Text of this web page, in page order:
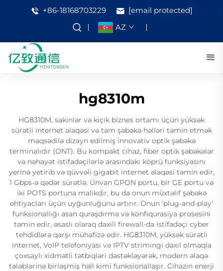
+86-18168703229
[email protected]
AZ
hg8310m
HG8310M, sakinlər və kiçik biznes ortamı üçün yüksək
sürətli internet əlaqəsi və tam şəbəkə həlləri təmin etmək
məqsədilə dizayn edilmiş innovativ optik şəbəkə
terminalıdır (ONT). Bu kompakt cihaz, fiber optik şəbəkələr
və nəhayət istifadəçilərlə arasındakı köprü funksiyasını
yerinə yetirib və qüvvəli gigabit internet əlaqəsi təmin edir,
1 Gbps-ə qədər sürətlə. Ünvan GPON portu, bir GE portu və
iki POTS portuna malikdir, bu da onun müxtəlif şəbəkə
ehtiyacları üçün uyğunluğunu artırır. Onun 'plug-and-play'
funksionallığı asan quraşdırma və konfiqurasiya prosesini
təmin edir, əsaslı olaraq daxili firewall-da istifadəçi cyber
tehdidlərə qarşı mühafizə edir. HG8310M, yüksək sürətli
internet, VoIP telefoniyası və IPTV strimingi daxil olmaqla
çoxsaylı xidmətli tətbiqləri dəstəkləyərək, modern əlaqə
tələblərinə birləşmiş həll kimi funksionallaşır. Cihazın enerji